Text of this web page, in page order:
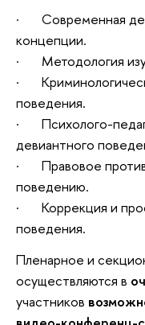
· Современная
концепции.
· Методология
·
поведения.
· Психолого-
девиантного
· Правовое
поведению.
· Коррекция и
поведения.
Пленарное и
осуществляются в
участников